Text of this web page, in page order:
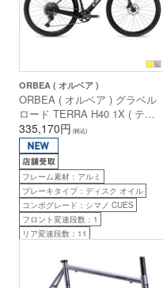
ORBEA ( オルベア )
ORBEA ( オルベア ) グラベル
ロード TERRA H40 1X ( テラ
H40 1X ) ダイヤモンドブラッ
ク / ダイヤモンドカーボンビュ
ー( グロス ) XS (身長目安
160cm前後)
335,170円 (税込)
フレーム素材：アルミ
ブレーキタイプ：ディスク オイル
コンポグレード：シマノ CUES
フロント変速段数：1
リア変速段数：11